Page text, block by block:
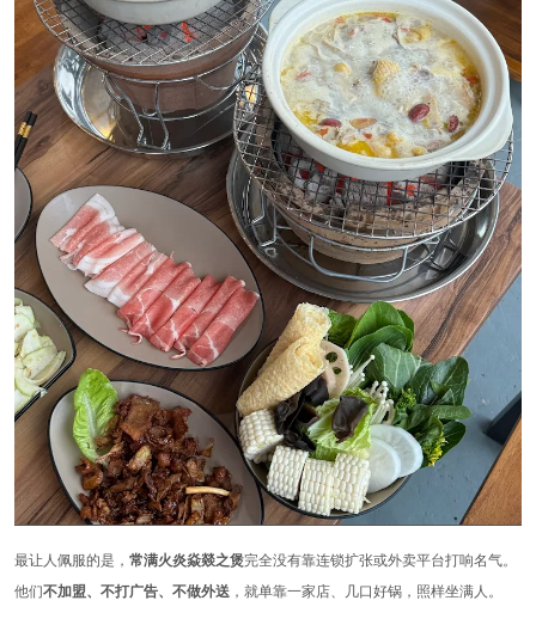
最让人佩服的是， 常满火炎焱燚之煲完全没有靠连锁扩张或外卖平台打响名气。
他们不加盟、不打广告、不做外送 ，就单靠一家店、几口好锅，照样坐满人。